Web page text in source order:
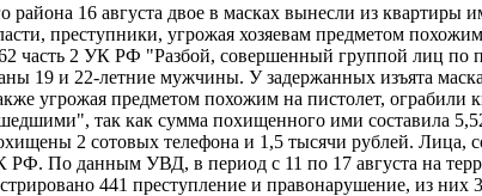
района 16 августа двое в масках вынесли из
преступники, угрожая хозяевам предметом
часть 2 УК РФ "Разбой, совершенный группой лиц
19 и 22-летние мужчины. У задержанных изъята
угрожая предметом похожим на пистолет,
так как сумма похищенного ими составила
2 сотовых телефона и 1,5 тысячи рублей. Лица,
РФ. По данным УВД, в период с 11 по 17 августа на
441 преступление и правонарушение, из них